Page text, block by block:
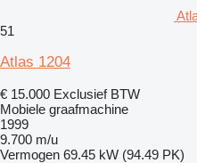
51
Atlas 1204
€ 15.000 Exclusief BTW
Mobiele graafmachine
1999
9.700 m/u
Vermogen 69.45 kW (94.49 PK)